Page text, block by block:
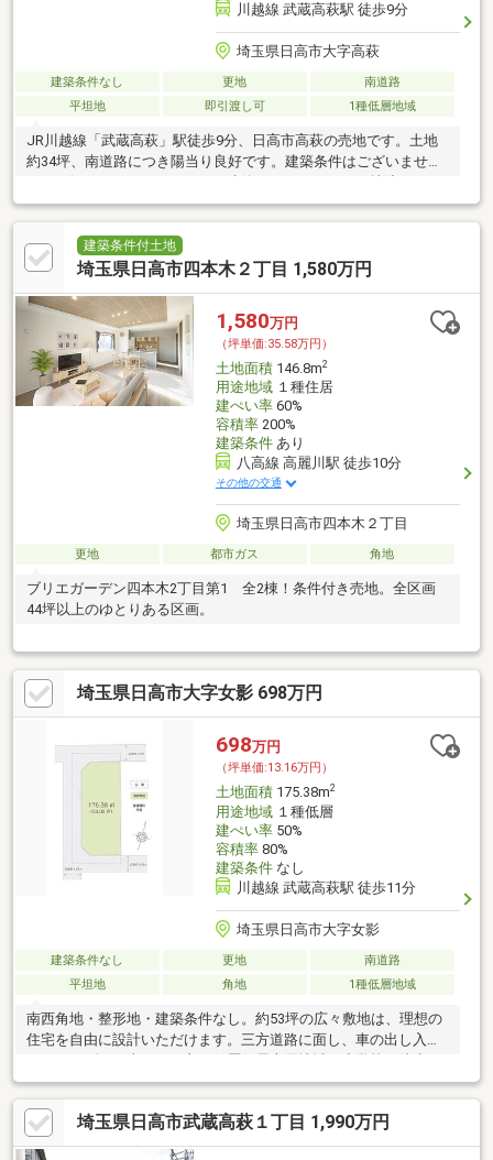
川越線 武蔵高萩駅 徒歩9分
埼玉県日高市大字高萩
建築条件なし 更地
南道路
平坦地
即引渡し可 1種低層地域
JR川越線「武蔵高萩」駅徒歩9分、日高市高萩の売地です。土地
約34坪、南道路につき陽当り良好です。建築条件はございません
ぐに建築開始が可能。
建築条件付土地
埼玉県日高市四本木２丁目 1,580万円
1,580万円
（坪単価:35.58万円）
土地面積146.8m2
用途地域１種住居
建ぺい率60%
容積率200%
建築条件あり
八高線 高麗川駅 徒歩10分
その他の交通
埼玉県日高市四本木２丁目
更地 都市ガス 角地
ブリエガーデン四本木2丁目第1 全2棟！条件付き売地。全区画
44坪以上のゆとりある区画。
埼玉県日高市大字女影 698万円
698万円
（坪単価:13.16万円）
土地面積175.38m2
用途地域１種低層
建ぺい率50%
容積率80%
建築条件なし
川越線 武蔵高萩駅 徒歩11分
埼玉県日高市大字女影
建築条件なし 更地
南道路
平坦地
角地 1種低層地域
南西角地・整形地・建築条件なし。約53坪の広々敷地は、理想の
住宅を自由に設計いただけます。三方道路に面し、車の出し入れ
もスムーズ。日当たりの良い低層住居専用地域、小学校も徒歩10
分以内の立地です。
埼玉県日高市武蔵高萩１丁目 1,990万円